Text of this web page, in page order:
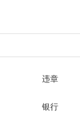
违章
银行